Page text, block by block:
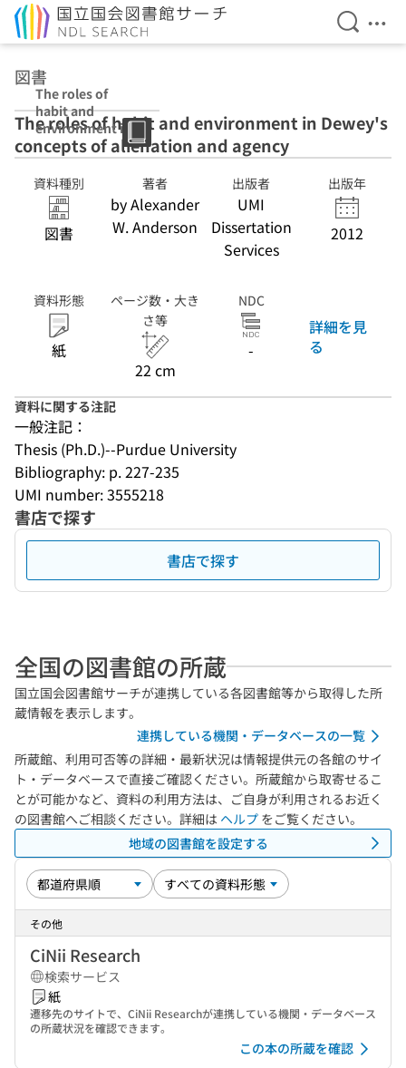
検索を
メ
図書
The roles of
habit and
environment in
Dewey's
concepts of
alienation and
agency
The roles of habit and environment in Dewey's
concepts of alienation and agency
資料種別
図書
著者
by Alexander
W. Anderson
出版者
UMI
Dissertation
Services
出版年
2012
資料形態
紙
ページ数・大き
さ等
22 cm
NDC
-
詳細を見
る
資料に関する注記
一般注記：
Thesis (Ph.D.)--Purdue University
Bibliography: p. 227-235
UMI number: 3555218
書店で探す
書店で探す
全国の図書館の所蔵
国立国会図書館サーチが連携している各図書館等から取得した所
蔵情報を表示します。
連携している機関・データベースの一覧
所蔵館、利用可否等の詳細・最新状況は情報提供元の各館のサイ
ト・データベースで直接ご確認ください。所蔵館から取寄せるこ
とが可能かなど、資料の利用方法は、ご自身が利用されるお近く
の図書館へご相談ください。詳細は ヘルプ をご覧ください。
地域の図書館を設定する
その他
CiNii Research
検索サービス
紙
遷移先のサイトで、CiNii Researchが連携している機関・データベース
の所蔵状況を確認できます。
この本の所蔵を確認